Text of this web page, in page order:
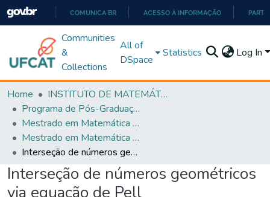
PARA
O
COMUNICA BR ACESSO À INFORMAÇÃO
Communities
&
Collections
All of
DSpace
Statistics Log In
Home
INSTITUTO DE MATEMÁTICA E TECNOLOGIA
Programa de Pós-Graduação em Matemática (PROFMAT)
Mestrado em Matemática em Rede Nacional - PROFMAT
Mestrado em Matemática em Rede Nacional - PROFMAT
Interseção de números geométricos via equação de Pell
Interseção de números geométricos
via equação de Pell